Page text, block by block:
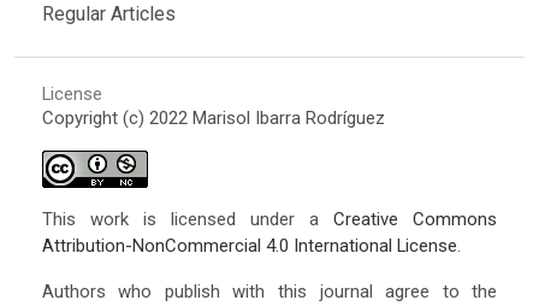
Regular Articles
License
Copyright (c) 2022 Marisol Ibarra Rodríguez
This work is licensed under aCreative Commons
Attribution-NonCommercial 4.0 International License.
Authors who publish with this journal agree to the